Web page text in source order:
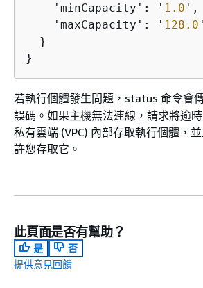
    'minCapacity': '
1.0 ',
    'maxCapacity': '
128.0 '
  }
}
若執行個體發生問題，status 命令會
誤碼。如果主機無法連線，請求將逾
私有雲端 (VPC) 內部存取執行個體，
許您存取它。
此頁面是否有幫助？
是
否
提供意見回饋